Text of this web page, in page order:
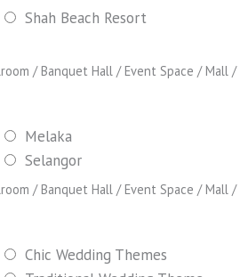
Shah Beach Resort
/ Banquet Hall / Event Space / Mall
Melaka
Selangor
/ Banquet Hall / Event Space / Mall
Chic Wedding Themes